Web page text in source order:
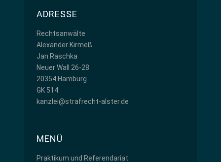
ADRESSE
Rechtsanwälte
Alexander Kirmeß
Jan Raschka
Neuer Wall 26-28
20354 Hamburg
GK 514
kanzlei@strafrecht-alster.de
MENÜ
Praktikum und Referendariat